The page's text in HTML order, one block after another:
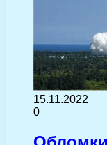
15.11.2022
0